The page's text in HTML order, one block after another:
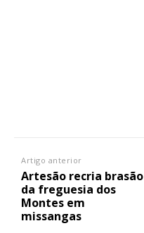
Artigo anterior
Artesão recria brasão
da freguesia dos
Montes em
missangas